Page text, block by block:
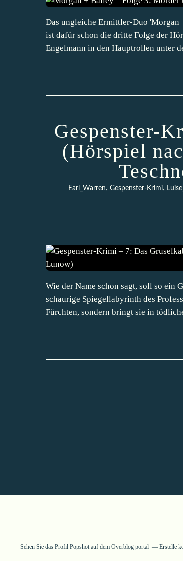
Das ungleiche Ermittler-Duo
ist dafür schon die dritte Folge der
Engelmann in den Hauptrollen unter
Gespenster-
(Hörspiel
Earl_Warren, Gespenster-Krimi,
Wie der Name schon sagt, soll so ein
schaurige Spiegellabyrinth des
Fürchten, sondern bringt sie in
Sehen Sie das Profil Popshotauf dem Overblog portal Erstelle